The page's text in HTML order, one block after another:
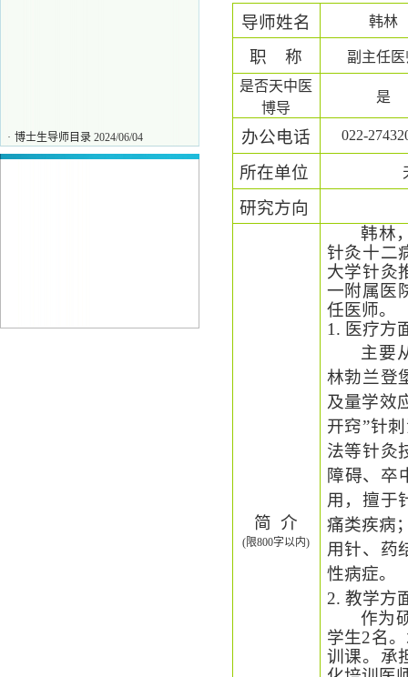
· 博士生导师目录 2024/06/04
· 刘力 2025/11/27
导师姓名 韩林
职 称
副主任
是否天中医
博导
是
办公电话 022-
所在单位
研究方向
简 介
(限800字以内)
韩林
针灸十二
大学针灸
一附属医
任医师。
1. 医疗方
主要
林勃兰登
及量学效
开窍”针
法等针灸
障碍、 卒
用，擅于
痛类疾病
用针、药
性病症。
2. 教学方
作为
学生2名
训课。承